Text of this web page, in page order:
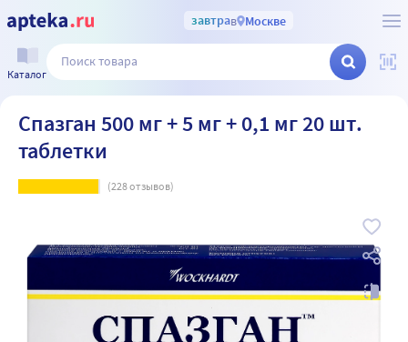
завтрав Москве
Каталог
Спазган 500 мг + 5 мг + 0,1 мг 20 шт.
таблетки
(228отзывов)